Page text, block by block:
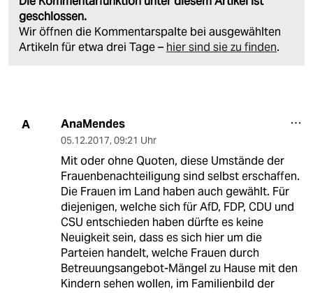
geschlossen.
Wir öffnen die Kommentarspalte bei ausgewählten
Artikeln für etwa drei Tage – hier sind sie zu finden.
A AnaMendes
05.12.2017, 09:21 Uhr
Mit oder ohne Quoten, diese Umstände der
Frauenbenachteiligung sind selbst erschaffen.
Die Frauen im Land haben auch gewählt. Für
diejenigen, welche sich für AfD, FDP, CDU und
CSU entschieden haben dürfte es keine
Neuigkeit sein, dass es sich hier um die
Parteien handelt, welche Frauen durch
Betreuungsangebot-Mängel zu Hause mit den
Kindern sehen wollen, im Familienbild der